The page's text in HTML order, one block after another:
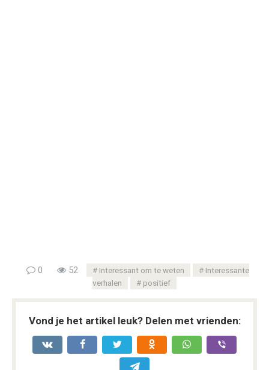
0 52 Interessant om te weten
Interessante
verhalen
positief
Vond je het artikel leuk? Delen met vrienden: